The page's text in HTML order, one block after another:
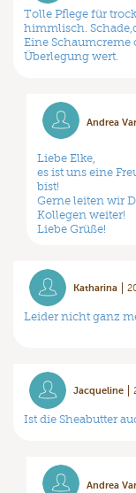
Tolle Pflege für
himmlisch.
Eine Schaumcreme
Überlegung wert.
Andrea
Liebe Elke,
es ist uns eine
bist!
Gerne leiten wir
Kollegen weiter!
Liebe Grüße!
Katharina
Leider nicht ganz
Jacqueline
Ist die Sheabutter
Andrea